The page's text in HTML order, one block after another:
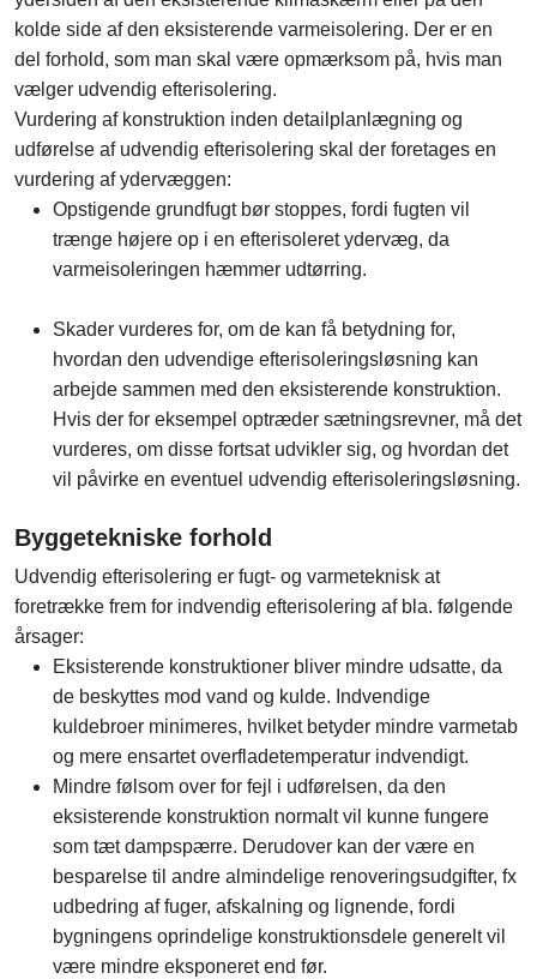
kolde side af den eksisterende varmeisolering. Der er en
del forhold, som man skal være opmærksom på, hvis man
vælger udvendig efterisolering.
Vurdering af konstruktion inden detailplanlægning og
udførelse af udvendig efterisolering skal der foretages en
vurdering af ydervæggen:
Opstigende grundfugt bør stoppes, fordi fugten vil
trænge højere op i en efterisoleret ydervæg, da
varmeisoleringen hæmmer udtørring.
Skader vurderes for, om de kan få betydning for,
hvordan den udvendige efterisoleringsløsning kan
arbejde sammen med den eksisterende konstruktion.
Hvis der for eksempel optræder sætningsrevner, må det
vurderes, om disse fortsat udvikler sig, og hvordan det
vil påvirke en eventuel udvendig efterisoleringsløsning.
Byggetekniske forhold
Udvendig efterisolering er fugt- og varmeteknisk at
foretrække frem for indvendig efterisolering af bla. følgende
årsager:
Eksisterende konstruktioner bliver mindre udsatte, da
de beskyttes mod vand og kulde. Indvendige
kuldebroer minimeres, hvilket betyder mindre varmetab
og mere ensartet overfladetemperatur indvendigt.
Mindre følsom over for fejl i udførelsen, da den
eksisterende konstruktion normalt vil kunne fungere
som tæt dampspærre. Derudover kan der være en
besparelse til andre almindelige renoveringsudgifter, fx
udbedring af fuger, afskalning og lignende, fordi
bygningens oprindelige konstruktionsdele generelt vil
være mindre eksponeret end før.